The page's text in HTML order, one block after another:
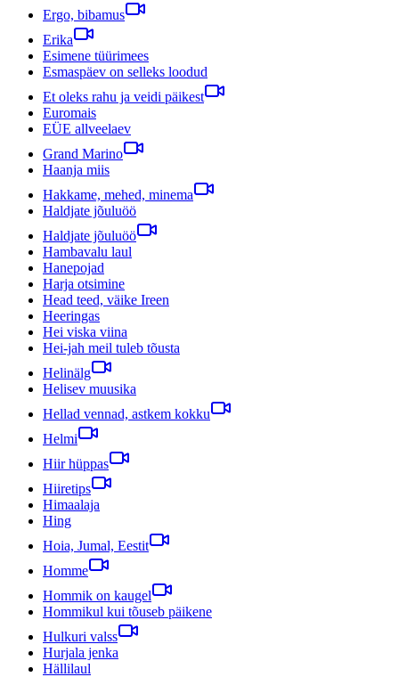
Ergo, bibamus
Erika
Esimene tüürimees
Esmaspäev on selleks loodud
Et oleks rahu ja veidi päikest
Euromais
EÜE allveelaev
Grand Marino
Haanja miis
Hakkame, mehed, minema
Haldjate jõuluöö
Haldjate jõuluöö
Hambavalu laul
Hanepojad
Harja otsimine
Head teed, väike Ireen
Heeringas
Hei viska viina
Hei-jah meil tuleb tõusta
Helinälg
Helisev muusika
Hellad vennad, astkem kokku
Helmi
Hiir hüppas
Hiiretips
Himaalaja
Hing
Hoia, Jumal, Eestit
Homme
Hommik on kaugel
Hommikul kui tõuseb päikene
Hulkuri valss
Hurjala jenka
Hällilaul